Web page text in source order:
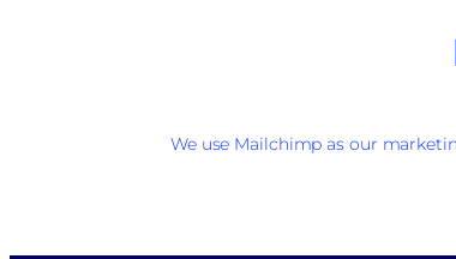
We use Mailchimp as our